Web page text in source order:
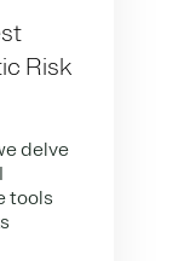
Risk
delve
tools